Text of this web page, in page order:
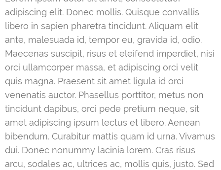
adipiscing elit. Donec mollis. Quisque convallis
libero in sapien pharetra tincidunt. Aliquam elit
ante, malesuada id, tempor eu, gravida id, odio.
Maecenas suscipit, risus et eleifend imperdiet, nisi
orci ullamcorper massa, et adipiscing orci velit
quis magna. Praesent sit amet ligula id orci
venenatis auctor. Phasellus porttitor, metus non
tincidunt dapibus, orci pede pretium neque, sit
amet adipiscing ipsum lectus et libero. Aenean
bibendum. Curabitur mattis quam id urna. Vivamus
dui. Donec nonummy lacinia lorem. Cras risus
arcu, sodales ac, ultrices ac, mollis quis, justo. Sed